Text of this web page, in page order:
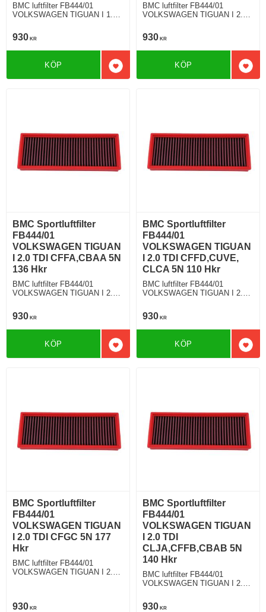
BMC luftfilter FB444/01
VOLKSWAGEN TIGUAN I 1.8
930 KR
Lägg till i favoriter
KÖP
BMC luftfilter FB444/01
VOLKSWAGEN TIGUAN I 2.0
930 KR
KÖP
BMC Sportluftfilter
FB444/01
VOLKSWAGEN TIGUAN
I 2.0 TDI CFFA,CBAA 5N
136 Hkr
BMC luftfilter FB444/01
VOLKSWAGEN TIGUAN I 2.0
930 KR
Lägg till i favoriter
KÖP
BMC Sportluftfilter
FB444/01
VOLKSWAGEN TIGUAN
I 2.0 TDI CFFD,CUVE,
CLCA 5N 110 Hkr
BMC luftfilter FB444/01
VOLKSWAGEN TIGUAN I 2.0
930 KR
KÖP
BMC Sportluftfilter
FB444/01
VOLKSWAGEN TIGUAN
I 2.0 TDI CFGC 5N 177
Hkr
BMC luftfilter FB444/01
VOLKSWAGEN TIGUAN I 2.0
930 KR
BMC Sportluftfilter
FB444/01
VOLKSWAGEN TIGUAN
I 2.0 TDI
CLJA,CFFB,CBAB 5N
140 Hkr
BMC luftfilter FB444/01
VOLKSWAGEN TIGUAN I 2.0
930 KR